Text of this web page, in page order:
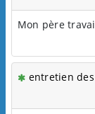
Mon père
entretien